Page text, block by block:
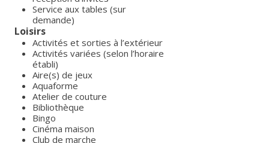
Service aux tables (sur
demande)
Loisirs
Activités et sorties à l’extérieur
Activités variées (selon l’horaire
établi)
Aire(s) de jeux
Aquaforme
Atelier de couture
Bibliothèque
Bingo
Cinéma maison
Club de marche